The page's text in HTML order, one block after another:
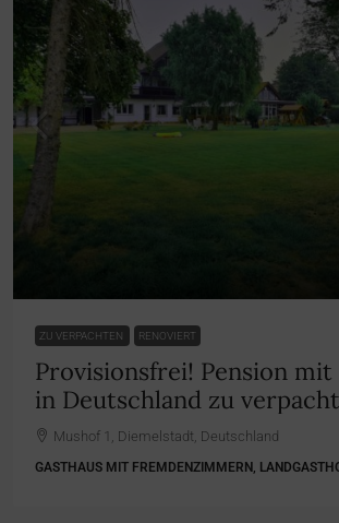
ZU VERPACHTEN RENOVIERT
Provisionsfrei! Pension mit
in Deutschland zu
Mushof 1, Diemelstadt, Deutschland
GASTHAUS MIT FREMDENZIMMERN,